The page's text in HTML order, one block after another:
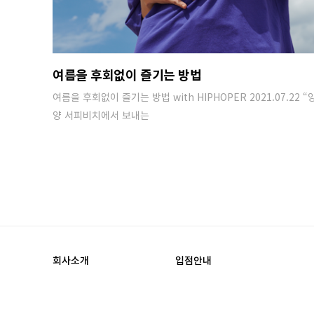
여름을 후회없이 즐기는 방법
여름을 후회없이 즐기는 방법 with HIPHOPER 2021.07.22 “
양 서피비치에서 보내는
회사소개 입점안내